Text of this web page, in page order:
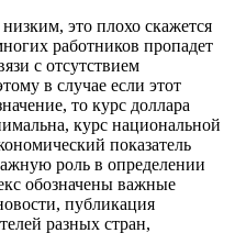
это плохо скажется
работников пропадет
с отсутствием
в случае если этот
то курс доллара
курс национальной
показатель
роль в определении
обозначены важные
публикация
разных стран,